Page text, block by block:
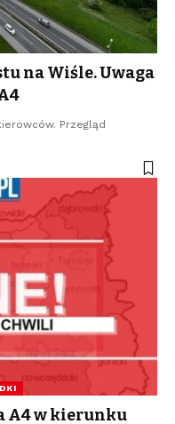
na Wiśle. Uwaga
Przegląd
A4 w kierunku